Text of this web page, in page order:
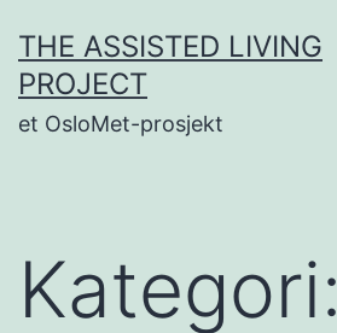
til
innhold
THE ASSISTED LIVING
PROJECT
et OsloMet-prosjekt
Kategori: